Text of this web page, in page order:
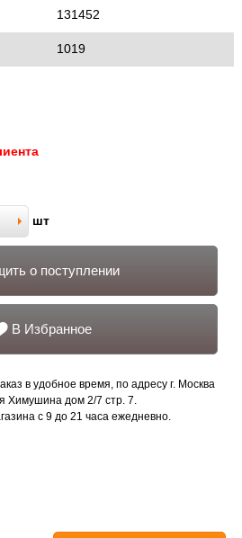
131452
1019
шт
о поступлении
В Избранное
в удобное время, по адресу г. Москва
Химушина дом 2/7 стр. 7.
с 9 до 21 часа ежедневно.